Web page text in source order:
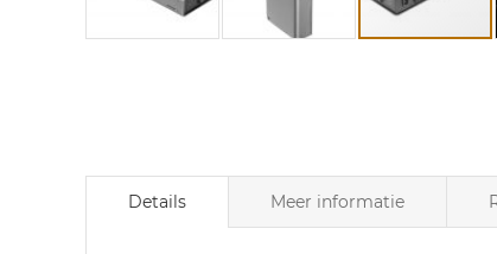
de
afbeeldingen-
Details Meer informatie